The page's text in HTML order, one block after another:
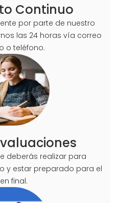
Continuo
por parte de nuestro
las 24 horas vía correo
o teléfono.
deberás realizar para
y estar preparado para el
final.